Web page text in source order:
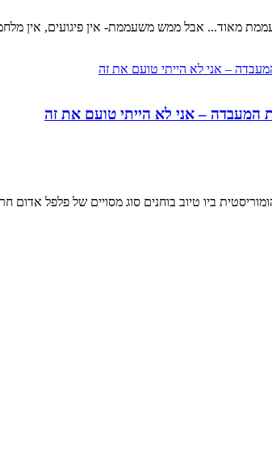
מאוד... אבל ממש משעממת- אין פיגועים, אין
המעבדה – אני לא הייתי טועם את זה
ביו טיוב בוחנים סוג מסויים של פלפל